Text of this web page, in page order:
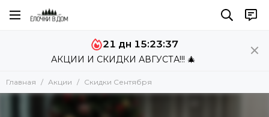
АКЦИИ И СКИДКИ АВГУСТА!!! 🎄
21 дн 15:23:36
Главная Акции Скидки Сентября